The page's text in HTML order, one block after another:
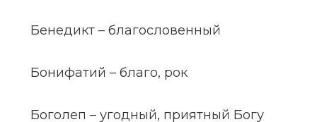
Бенедикт – благословенный
Бонифатий – благо, рок
Боголеп – угодный, приятный Богу